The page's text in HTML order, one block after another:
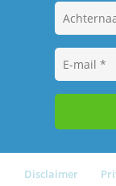
Disclaimer